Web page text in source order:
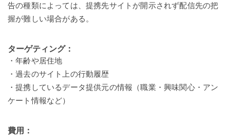
告の種類によっては、提携先サイトが開示されず配信先の把
握が難しい場合がある。
ターゲティング：
・年齢や居住地
・過去のサイト上の行動履歴
・提携しているデータ提供元の情報（職業・興味関心・アン
ケート情報など）
費用：